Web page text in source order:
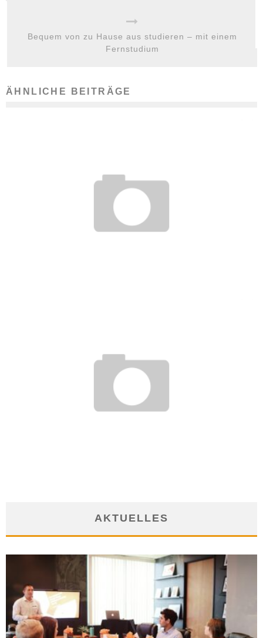
Bequem von zu Hause aus studieren – mit einem
Fernstudium
ÄHNLICHE BEITRÄGE
AKTUELLES